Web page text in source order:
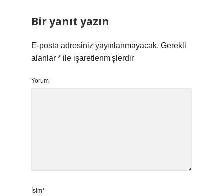
Bir yanıt yazın
E-posta adresiniz yayınlanmayacak. Gerekli
alanlar * ile işaretlenmişlerdir
Yorum
İsim*